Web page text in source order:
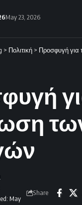
May 23, 2026
> Πολιτική > Προσφυγή για
May
Share